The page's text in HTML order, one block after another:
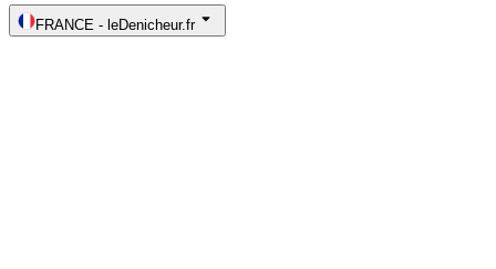
FRANCE - leDenicheur.fr